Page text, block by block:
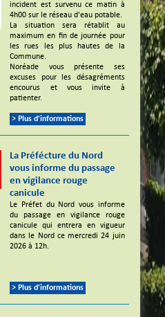
incident est survenu ce matin à
4h00 sur le réseau d'eau potable.
La situation sera rétablit au
maximum en fin de journée pour
les rues les plus hautes de la
Commune.
Noréade vous présente ses
excuses pour les désagréments
encourus et vous invite à
patienter.
> Plus d'informations
La Préfécture du Nord
vous informe du passage
en vigilance rouge
canicule
Le Préfet du Nord vous informe
du passage en vigilance rouge
canicule qui entrera en vigueur
dans le Nord ce mercredi 24 juin
2026 à 12h.
> Plus d'informations